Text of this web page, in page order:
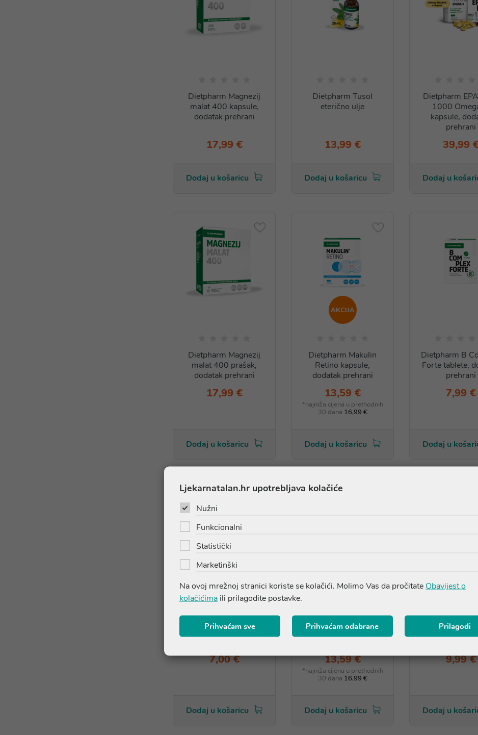
Dietpharm Magnezij
malat 400 kapsule,
dodatak prehrani
17,99 €
Dodaj u košaricu
Dietpharm Tusol
eterično ulje
13,99 €
Dodaj u košaricu
Dietpharm
1000
kapsule,
prehrani
39,99
Dodaj u
Dietpharm Magnezij
malat 400 prašak,
dodatak prehrani
17,99 €
Dodaj u košaricu
AKCIJA
Dietpharm Makulin
Retino kapsule,
dodatak prehrani
13,59 €
*najniža cijena u prethodnih
30 dana 16,99 €
Dodaj u košaricu
Dietpharm B
Forte tablete,
prehrani
7,99 €
Dodaj u
Dietpharm Imuno C D
forte šumeće tablete,
7,00 €
Dodaj u košaricu
Dietpharm Makulin
Vitreo tablete, dodatak
13,59 €
*najniža cijena u prethodnih
30 dana 16,99 €
Dodaj u košaricu
Dietpharm
kapsule,
9,99 €
Dodaj u
Ljekarnatalan.hr upotrebljava kolačiće
Nužni
Funkcionalni
Statistički
Marketinški
Na ovoj mrežnoj stranici koriste se kolačići. Molimo Vas da pročitateObavijest o
kolačićima ili prilagodite postavke.
Prihvaćam sve Prihvaćam odabrane Prilagodi